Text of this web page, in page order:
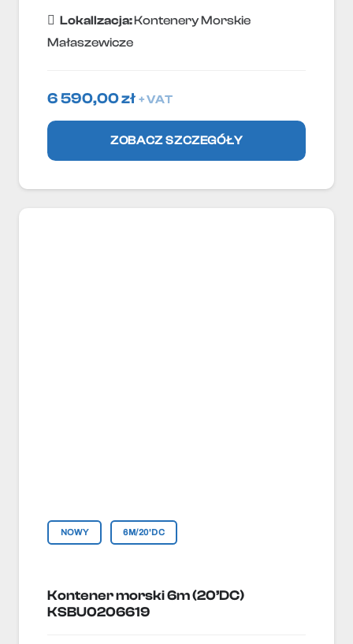
Lokallzacja:Kontenery Morskie
Małaszewicze
6 590,00zł + VAT
ZOBACZ SZCZEGÓŁY
NOWY 6M/20'DC
Kontener morski 6m (20’DC)
KSBU0206619